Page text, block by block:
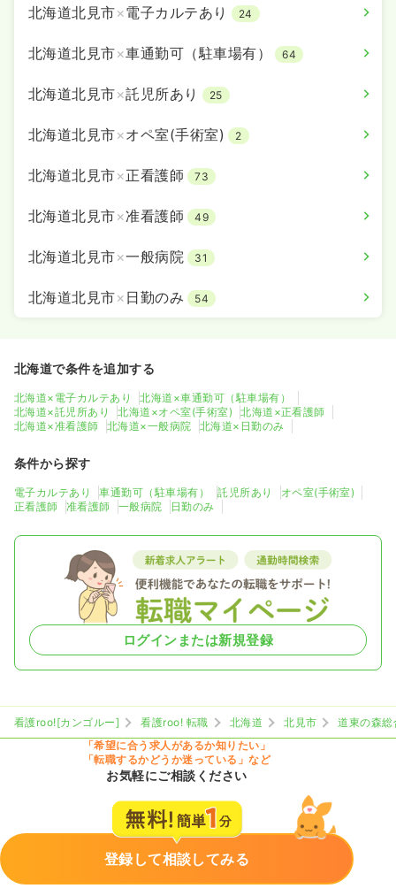
北海道北見市×電子カルテあり 24
北海道北見市×車通勤可（駐車場有） 64
北海道北見市×託児所あり 25
北海道北見市×オペ室(手術室) 2
北海道北見市×正看護師 73
北海道北見市×准看護師 49
北海道北見市×一般病院 31
北海道北見市× 日勤のみ 54
北海道で条件を追加する
北海道×電子カルテあり
北海道×車通勤可（駐車場有）
北海道×託児所あり
北海道×オペ室(手術室)
北海道×正看護師
北海道×准看護師
北海道×一般病院 北海道×日勤のみ
条件から探す
電子カルテあり 車通勤可（駐車場有） 託児所あり
オペ室(手術室)
正看護師
准看護師 一般病院 日勤のみ
ログインまたは新規登録
看護roo![カンゴルー] 看護roo! 転職 北海道 北見市
道東の森総
「希望に合う求人があるか知りたい」
「転職するかどうか迷っている」など
お気軽にご相談ください
登録して相談してみる